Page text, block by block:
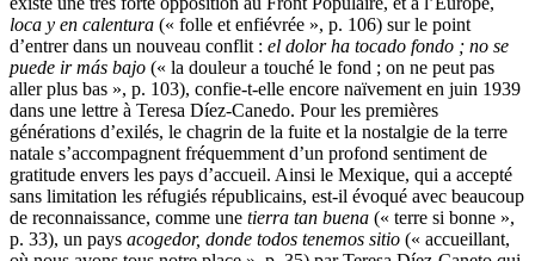
loca y en calentura (« folle et enfiévrée », p. 106) sur le point
d’entrer dans un nouveau conflit : el dolor ha tocado fondo ; no se
puede ir más bajo (« la douleur a touché le fond ; on ne peut pas
aller plus bas », p. 103), confie-t-elle encore naïvement en juin 1939
dans une lettre à Teresa Díez-Canedo. Pour les premières
générations d’exilés, le chagrin de la fuite et la nostalgie de la terre
natale s’accompagnent fréquemment d’un profond sentiment de
gratitude envers les pays d’accueil. Ainsi le Mexique, qui a accepté
sans limitation les réfugiés républicains, est-il évoqué avec beaucoup
de reconnaissance, comme une tierra tan buena (« terre si bonne »,
p. 33), un pays acogedor, donde todos tenemos sitio (« accueillant,